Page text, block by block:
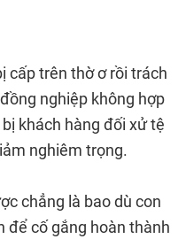
cấp trên thờ ơ rồi trách
nghiệp không hợp
khách hàng đối xử tệ
nghiêm trọng.
chẳng là bao dù con
để cố gắng hoàn thành